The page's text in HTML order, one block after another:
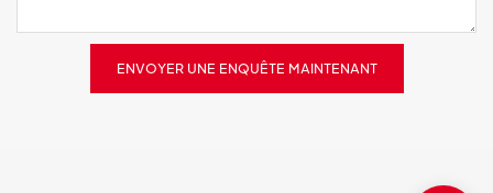
ENVOYER UNE ENQUÊTE MAINTENANT